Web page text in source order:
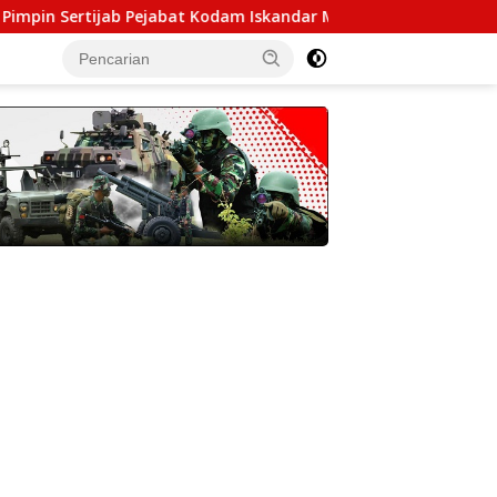
Pejabat Kodam Iskandar Muda Kodim 0108/Agara